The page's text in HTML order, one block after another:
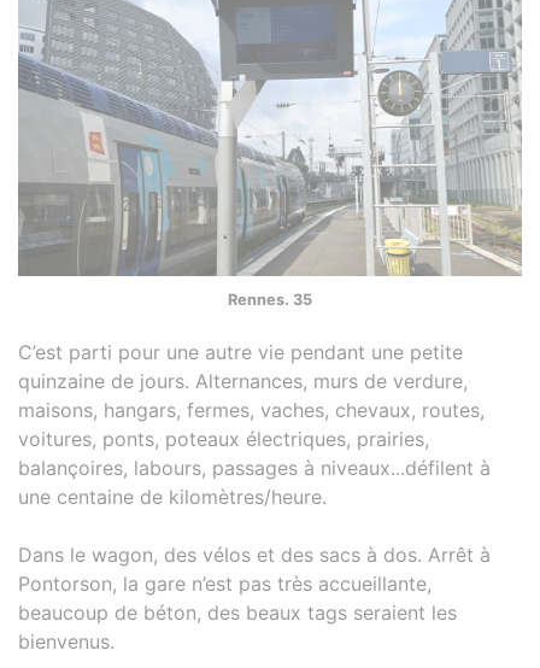
Rennes. 35
C’est parti pour une autre vie pendant une petite
quinzaine de jours. Alternances, murs de verdure,
maisons, hangars, fermes, vaches, chevaux, routes,
voitures, ponts, poteaux électriques, prairies,
balançoires, labours, passages à niveaux...défilent à
une centaine de kilomètres/heure.
Dans le wagon, des vélos et des sacs à dos. Arrêt à
Pontorson, la gare n’est pas très accueillante,
beaucoup de béton, des beaux tags seraient les
bienvenus.